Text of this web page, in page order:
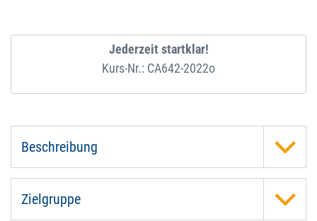
Jederzeit startklar!
Kurs-Nr.: CA642-2022o
Beschreibung
Zielgruppe